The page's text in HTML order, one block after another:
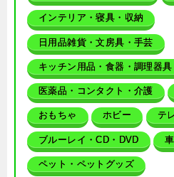
インテリア・寝具・収納
日用品雑貨・文房具・手芸
キッチン用品・食器・調理器具
医薬品・コンタクト・介護
おもちゃ ホビー テ
ブルーレイ・CD・DVD
ペット・ペットグッズ